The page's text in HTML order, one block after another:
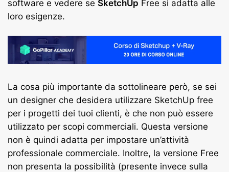
software e vedere se SketchUp Free si adatta alle
loro esigenze.
La cosa più importante da sottolineare però, se sei
un designer che desidera utilizzare SketchUp free
per i progetti dei tuoi clienti, è che non può essere
utilizzato per scopi commerciali. Questa versione
non è quindi adatta per impostare un’attività
professionale commerciale. Inoltre, la versione Free
non presenta la possibilità (presente invece sulla